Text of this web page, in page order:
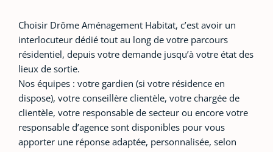
Choisir Drôme Aménagement Habitat, c’est avoir un
interlocuteur dédié tout au long de votre parcours
résidentiel, depuis votre demande jusqu’à votre état des
lieux de sortie.
Nos équipes : votre gardien (si votre résidence en
dispose), votre conseillère clientèle, votre chargée de
clientèle, votre responsable de secteur ou encore votre
responsable d’agence sont disponibles pour vous
apporter une réponse adaptée, personnalisée, selon